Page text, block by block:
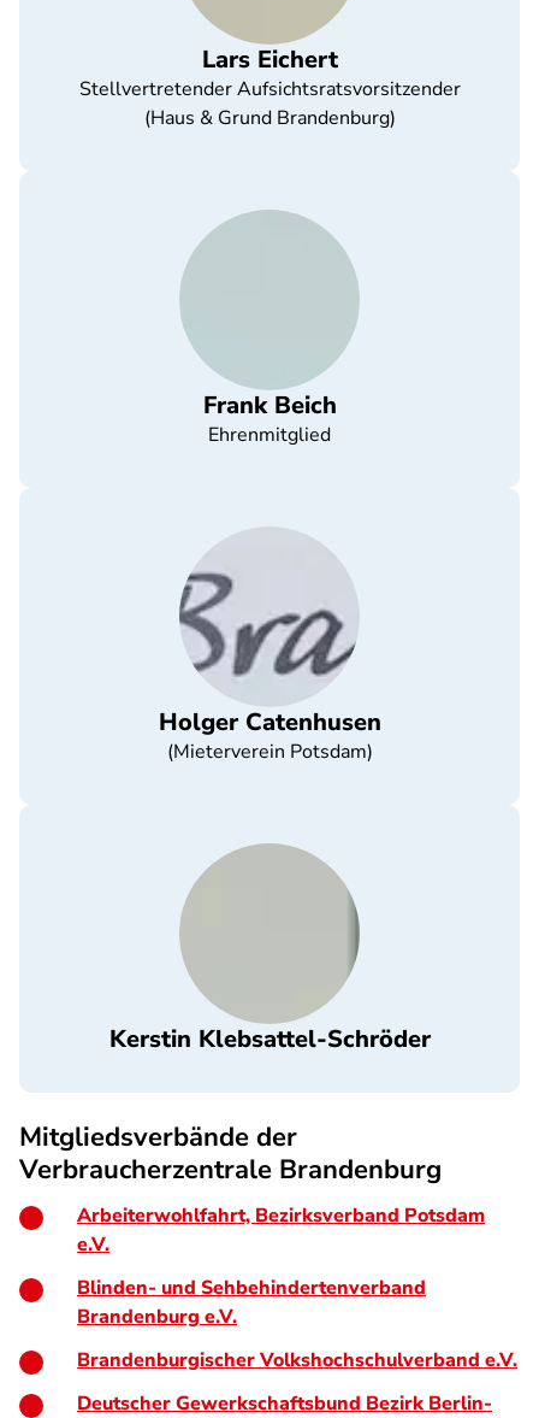
Lars Eichert
Stellvertretender Aufsichtsratsvorsitzender
(Haus & Grund Brandenburg)
Frank Beich
Ehrenmitglied
Holger Catenhusen
(Mieterverein Potsdam)
Kerstin Klebsattel-Schröder
Mitgliedsverbände der
Verbraucherzentrale Brandenburg
Arbeiterwohlfahrt, Bezirksverband Potsdam
e.V.
Blinden- und Sehbehindertenverband
Brandenburg e.V.
Brandenburgischer Volkshochschulverband e.V.
Deutscher Gewerkschaftsbund Bezirk Berlin-